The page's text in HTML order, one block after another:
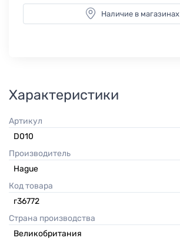
Наличие в магазинах
Характеристики
Артикул
D010
Производитель
Hague
Код товара
г36772
Страна производства
Великобритания